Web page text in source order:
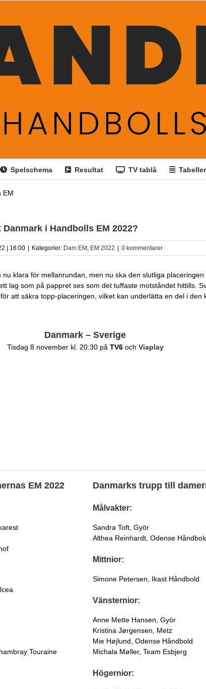
Spelschema Resultat TV tablå Tabeller
i Handbolls EM 2022?
| 16:00 | Kategorier: Dam EM EM 2022 | 0 kommentarer
klara för mellanrundan, men nu ska den slutliga placeringen
lag som på pappret ses som det tuffaste motståndet hittills.
att säkra topp-placeringen, vilket kan underlätta en del i den
Danmark – Sverige
Tisdag 8 november kl. 20:30 på TV6och Viaplay
EM 2022
Touraine
Danmarks trupp till
Målvakter:
Sandra Toft, Györ
Althea Reinhardt, Odense
Mittnior:
Simone Petersen, Ikast Håndbold
Vänsternior:
Anne Mette Hansen, Györ
Kristina Jørgensen, Metz
Mie Højlund, Odense Håndbold
Michala Møller, Team Esbjerg
Högernior: